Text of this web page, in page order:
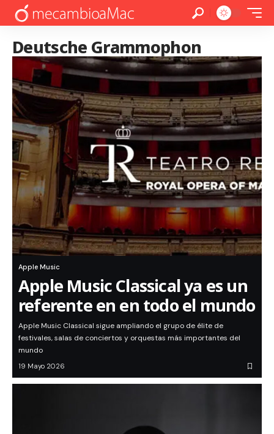
Deutsche Grammophon
Apple Music
Apple Music Classical ya es un
referente en en todo el mundo
Apple Music Classical sigue ampliando el grupo de élite de
festivales, salas de conciertos y orquestas más importantes del
mundo
19 Mayo 2026